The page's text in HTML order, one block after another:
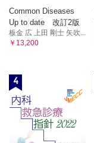
Common Diseases
Up to date 改訂2版
板金 広 上田 剛士 矢吹...
￥13,200
4